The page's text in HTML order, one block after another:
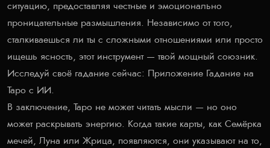
ситуацию, предоставляя честные и эмоционально
проницательные размышления. Независимо от того,
сталкиваешься ли ты с сложными отношениями или просто
ищешь ясность, этот инструмент — твой мощный союзник.
Исследуй своё гадание сейчас: Приложение Гадание на
Таро с ИИ
В заключение, Таро не может читать мысли — но оно
может раскрывать энергию. Когда такие карты, как Семёрка
мечей, Луна или Жрица, появляются, они указывают на то,